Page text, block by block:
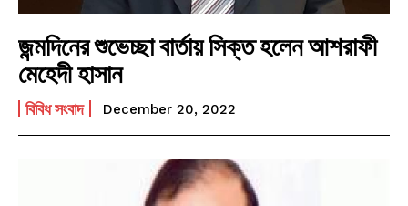
জন্মদিনের শুভেচ্ছা বার্তায় সিক্ত হলেন আশরাফী
মেহেদী হাসান
বিবিধ সংবাদ December 20, 2022